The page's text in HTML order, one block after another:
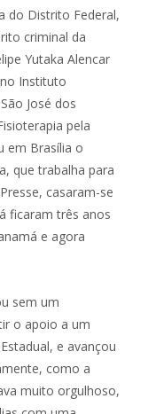
do Distrito Federal,
criminal da
Yutaka Alencar
Instituto
José dos
pela
em Brasília o
que trabalha para
casaram-se
ficaram três anos
e agora
sem um
o apoio a um
e avançou
como a
muito orgulhoso,